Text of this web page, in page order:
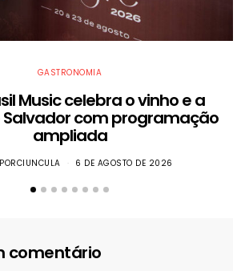
GASTRONOMIA
Music celebra o vinho e a
Salvador com programação
ampliada
6 DE AGOSTO DE 2026
comentário